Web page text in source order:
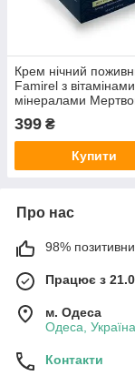
Крем нічний
Famirel з вітамінами,
мінералами
моря, 50 мл, арт:
399 ₴
Купити
Про нас
98%
Працює з
м. Одеса
Одеса, Україна
Контакти